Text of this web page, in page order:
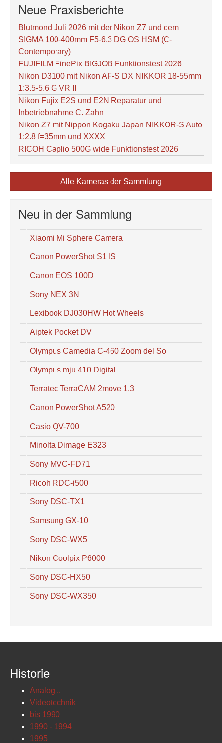
Neue Praxisberichte
Blutmond Juli 2026 mit der Nikon Z7 und dem
SIGMA 100-400mm F5-6,3 DG OS HSM (C-
Contemporary)
FUJIFILM FinePix BIGJOB Funktionstest 2026
Nikon D3100 mit Nikon AF-S DX NIKKOR 18-55mm
1:3.5-5.6 G VR II
Nikon Fujix E2S und E2N Reparatur und
Inbetriebnahme C. Zahn
Nikon Z7 mit Nippon Kogaku Japan NIKKOR-S Auto
1:2.8 f=35mm und XXXX
RICOH Caplio 500G wide Funktionstest 2026
Alle Kameras der Sammlung
Neu in der Sammlung
Xiaomi Mi Sphere Camera
Canon PowerShot S1 IS
Canon EOS 100D
Sony NEX 3N
Lexibook DJ030HW Hot Wheels
Aiptek Pocket DV
Olympus Camedia C-460 Zoom del Sol
Olympus mju 410 Digital
Terratec TerraCAM 2move 1.3
Canon PowerShot A520
Casio QV-700
Minolta Dimage E323
Sony MVC-FD71
Ricoh RDC-i500
Sony DSC-TX1
Samsung GX-10
Sony DSC-WX5
Nikon Coolpix P6000
Sony DSC-HX50
Sony DSC-WX350
Historie
Analog...
Videotechnik
bis 1990
1990 - 1994
1995